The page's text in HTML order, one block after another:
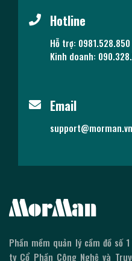
Hotline
Hỗ trợ: 0981.528.850
Kinh doanh:
Email
support@morman.vn
Phần mềm quản lý cầm đồ số
ty Cổ Phần Công Nghệ và